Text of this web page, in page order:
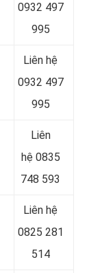
0932 497
995
Liên hệ
0932 497
995
Liên
hệ 0835
748 593
Liên hệ
0825 281
514